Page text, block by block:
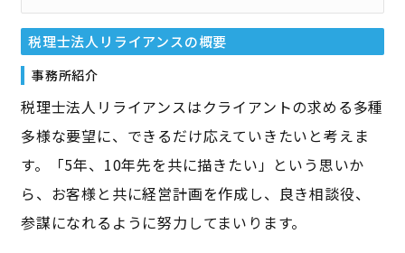
税理士法人リライアンスの概要
事務所紹介
税理士法人リライアンスはクライアントの求める多種
多様な要望に、できるだけ応えていきたいと考えま
す。「5年、10年先を共に描きたい」という思いか
ら、お客様と共に経営計画を作成し、良き相談役、
参謀になれるように努力してまいります。